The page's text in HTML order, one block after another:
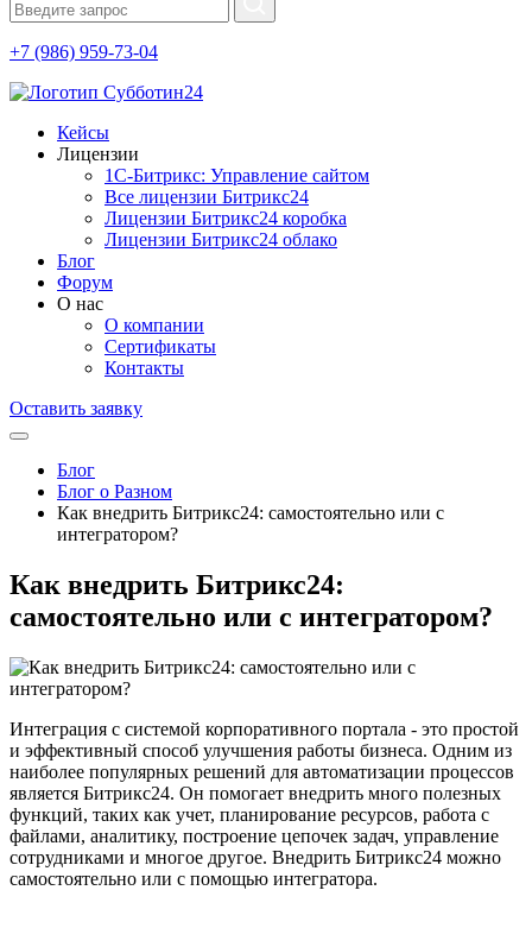
+7 (986) 959-73-04
Кейсы
Лицензии
1С-Битрикc: Управление сайтом
Все лицензии Битрикс24
Лицензии Битрикс24 коробка
Лицензии Битрикс24 облако
Блог
Форум
О нас
О компании
Сертификаты
Контакты
Оставить заявку
Блог
Блог о Разном
Как внедрить Битрикс24: самостоятельно или с
интегратором?
Как внедрить Битрикс24:
самостоятельно или с интегратором?
Интеграция с системой корпоративного портала - это простой
и эффективный способ улучшения работы бизнеса. Одним из
наиболее популярных решений для автоматизации процессов
является Битрикс24. Он помогает внедрить много полезных
функций, таких как учет, планирование ресурсов, работа с
файлами, аналитику, построение цепочек задач, управление
сотрудниками и многое другое. Внедрить Битрикс24 можно
самостоятельно или с помощью интегратора.